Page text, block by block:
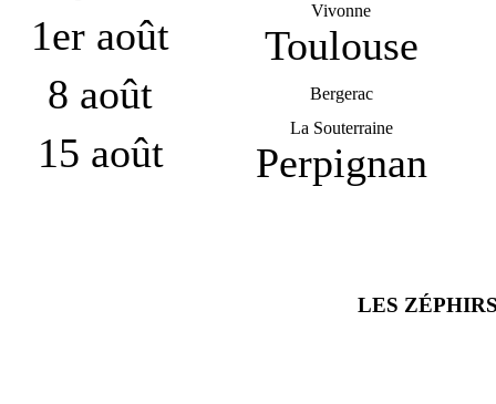
1er août
Vivonne
Toulouse
8 août
Bergerac
15 août
La Souterraine
Perpignan
LES